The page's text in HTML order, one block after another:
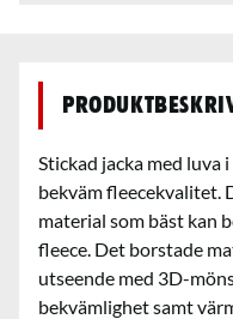
Stickad jacka med luva
bekväm fleecekvalitet.
material som bäst kan
fleece. Det borstade
utseende med 3D-
bekvämlighet samt